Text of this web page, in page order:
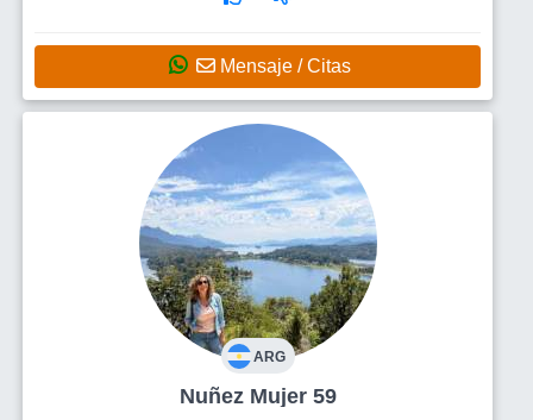
Mensaje / Citas
ARG
Nuñez Mujer 59